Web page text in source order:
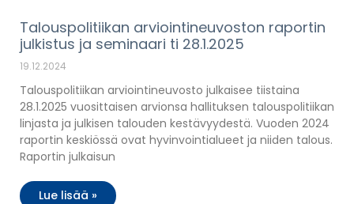
Talouspolitiikan arviointineuvoston raportin
julkistus ja seminaari ti 28.1.2025
19.12.2024
Talouspolitiikan arviointineuvosto julkaisee tiistaina
28.1.2025 vuosittaisen arvionsa hallituksen talouspolitiikan
linjasta ja julkisen talouden kestävyydestä. Vuoden 2024
raportin keskiössä ovat hyvinvointialueet ja niiden talous.
Raportin julkaisun
Lue lisää »